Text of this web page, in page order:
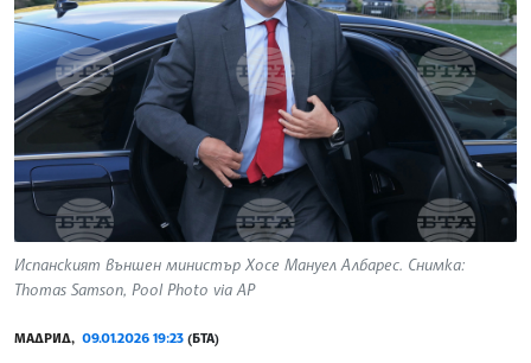
Испанският външен министър Хосе Мануел Албарес. Снимка:
Thomas Samson, Pool Photo via AP
МАДРИД, 09.01.2026 19:23 (БТА)